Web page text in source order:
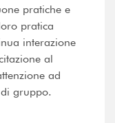
pratiche e
pratica
interazione
al
ad
gruppo.